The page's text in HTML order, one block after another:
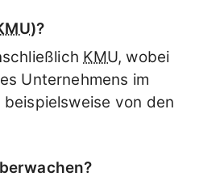
)?
KMU, wobei
Unternehmens im
von den